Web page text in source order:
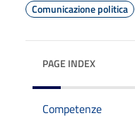
Comunicazione politica
PAGE INDEX
Competenze